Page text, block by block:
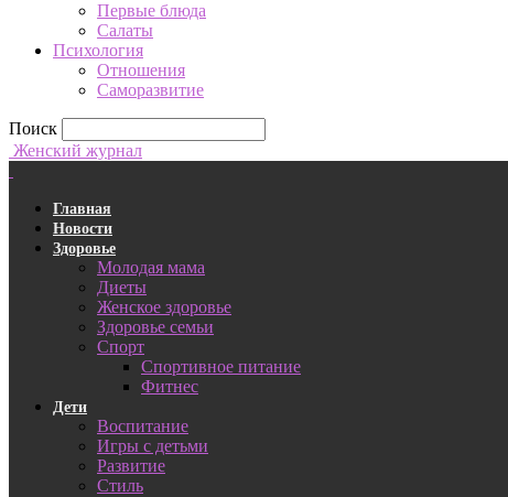
Первые блюда
Салаты
Психология
Отношения
Саморазвитие
Поиск
Женский журнал
Главная
Новости
Здоровье
Молодая мама
Диеты
Женское здоровье
Здоровье семьи
Спорт
Спортивное питание
Фитнес
Дети
Воспитание
Игры с детьми
Развитие
Стиль